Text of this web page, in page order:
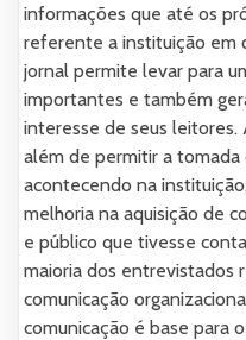
informações que até os
referente a instituição em
jornal permite levar para
importantes e também
interesse de seus
além de permitir a
acontecendo na
melhoria na aquisição de
e público que tivesse
maioria dos entrevistados
comunicação
comunicação é base para